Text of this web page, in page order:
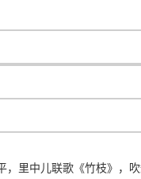
，里中儿联歌《竹枝》，